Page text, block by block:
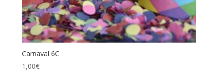
Carnaval 6C
1,00€